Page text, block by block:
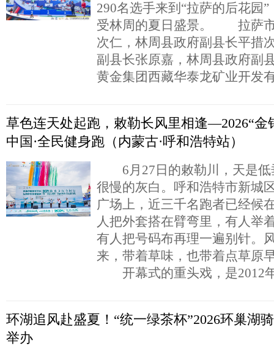
290名选手来到“拉萨的后花园
受林周的夏日盛景。 拉萨市
次仁，林周县政府副县长平措
副县长张原嘉，林周县政府副
黄金集团西藏华泰龙矿业开发
草色连天处起跑，敕勒长风里相逢—2026“金
中国·全民健身跑（内蒙古·呼和浩特站）
6月27日的敕勒川，天是低
很慢的灰白。呼和浩特市新城
广场上，近三千名跑者已经
人把外套搭在臂弯里，有人举
有人把号码布再理一遍别针。
来，带着草味，也带着点草原
开幕式的重头戏，是2012
环湖追风赴盛夏！“统一绿茶杯”2026环巢湖
举办